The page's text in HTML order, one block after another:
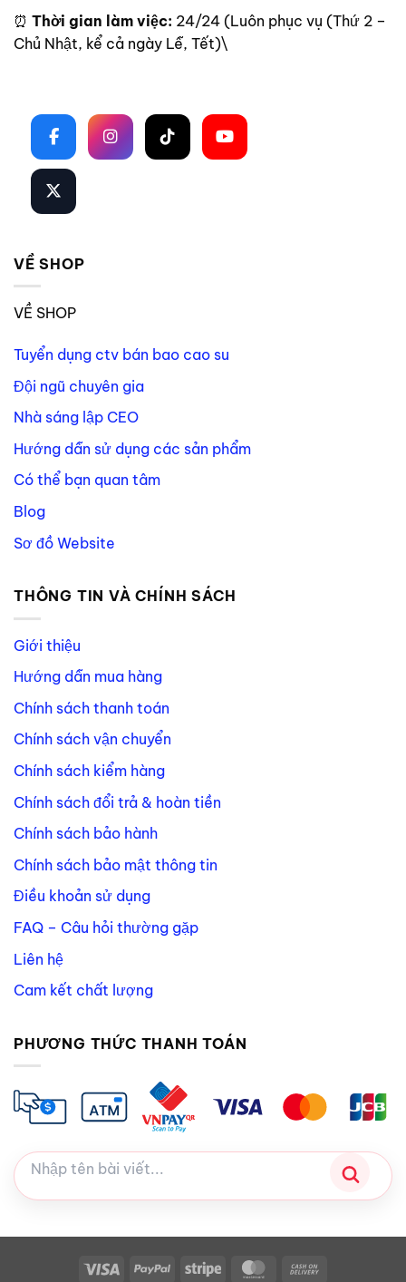
⏰ Thời gian làm việc: 24/24 (Luôn phục vụ (Thứ 2 –
Chủ Nhật, kể cả ngày Lễ, Tết)\
VỀ SHOP
VỀ SHOP
Tuyển dụng ctv bán bao cao su
Đội ngũ chuyên gia
Nhà sáng lập CEO
Hướng dẫn sử dụng các sản phẩm
Có thể bạn quan tâm
Blog
Sơ đồ Website
THÔNG TIN VÀ CHÍNH SÁCH
Giới thiệu
Hướng dẫn mua hàng
Chính sách thanh toán
Chính sách vận chuyển
Chính sách kiểm hàng
Chính sách đổi trả & hoàn tiền
Chính sách bảo hành
Chính sách bảo mật thông tin
Điều khoản sử dụng
FAQ – Câu hỏi thường gặp
Liên hệ
Cam kết chất lượng
PHƯƠNG THỨC THANH TOÁN
Visa PayPal Stripe MasterCard